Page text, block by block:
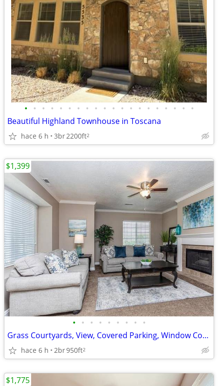
• • • • • • • • • • • • • • • • • • • •
Beautiful Highland Townhouse in Toscana
hace 6 h 3br2200ft2
• • • • • • • • •
Grass Courtyards, View, Covered Parking, Window Coverings
hace 6 h 2br950ft2
$1,399
$1,775